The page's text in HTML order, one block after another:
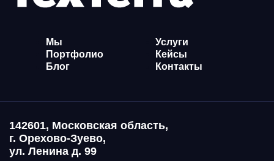
Мы
Услуги
Портфолио
Кейсы
Блог
Контакты
142601, Московская область,
г. Орехово-Зуево,
ул. Ленина д. 99